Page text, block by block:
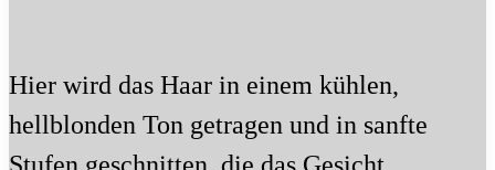
Hier wird das Haar in einem kühlen,
hellblonden Ton getragen und in sanfte